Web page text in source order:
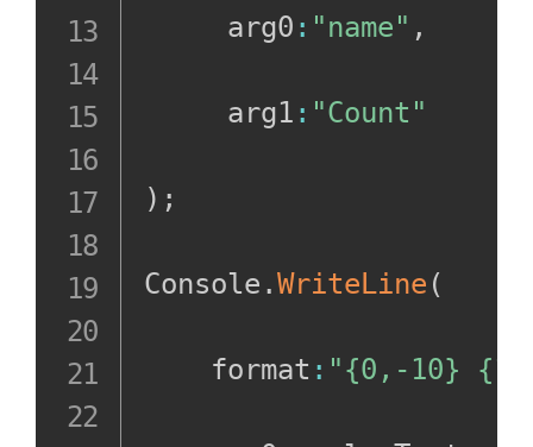
     arg0
: "name" ,
     arg1
: "Count"
) ;
Console .WriteLine (
    format
: "{0,-10}